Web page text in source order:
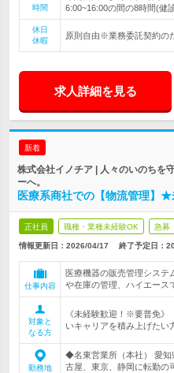
時間
6:00~16:00の間の8時間(健
休日
休暇
原則自由※業務委託契約の
求人詳細を見る
新着
株式会社イノチア | 人々のいのちを
ーへ。
医療系商社での【物流管理】
正社員 職種・業種未経験OK 急募
情報更新日：2026/04/17 終了予定日：
仕事内容
医療機器の販売管理システ
や在庫の管理、ハイエース
対象と
なる方
《未経験歓迎！※要普免
いキャリアを積み上げたい
勤務地
◆名東営業所（本社） 愛
古屋、東京、静岡に転勤の